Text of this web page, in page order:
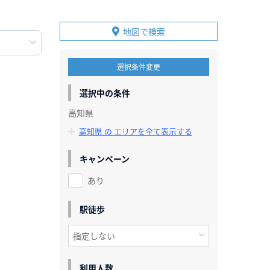
地図で検索
選択条件変更
選択中の条件
高知県
高知県 の エリアを全て表示する
キャンペーン
あり
駅徒歩
利用人数